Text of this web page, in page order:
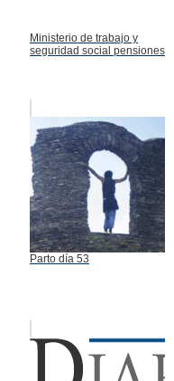
Ministerio de trabajo y
seguridad social pensiones
Parto día 53